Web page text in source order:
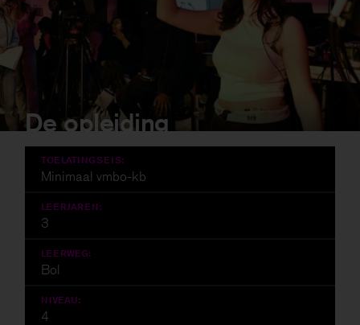
De opleiding
TOELATINGSEIS:
Minimaal vmbo-kb
LEERJAREN:
3
LEERWEG:
Bol
NIVEAU:
4